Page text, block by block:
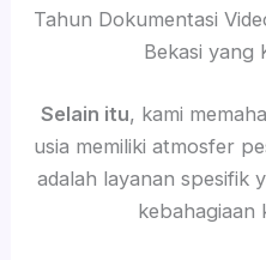
Tahun Dokumentasi
Bekasi yang
Selain itu, kami
usia memiliki atmosfer
adalah layanan spesifik
kebahagiaan